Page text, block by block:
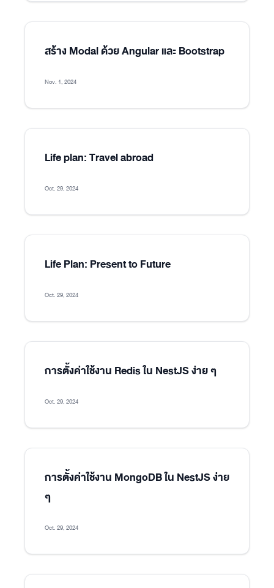
สร้าง Modal ด้วย Angular และ Bootstrap
Nov. 1, 2024
Life plan: Travel abroad
Oct. 29, 2024
Life Plan: Present to Future
Oct. 29, 2024
การตั้งค่าใช้งาน Redis ใน NestJS ง่าย ๆ
Oct. 29, 2024
การตั้งค่าใช้งาน MongoDB ใน NestJS ง่าย
ๆ
Oct. 29, 2024